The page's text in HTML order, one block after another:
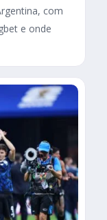
com
e onde